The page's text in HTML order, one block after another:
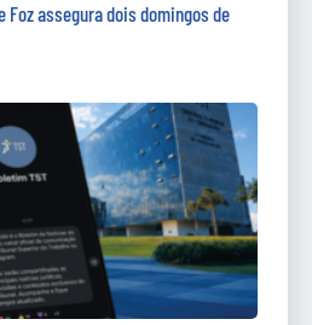
Foz assegura dois domingos de